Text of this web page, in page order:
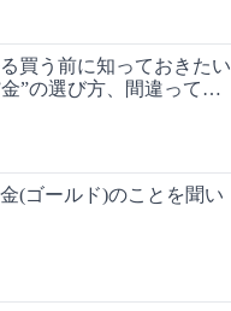
買う前に知っておきたい
”の選び方、間違ってま
超えるプロが徹底解説！
(ゴールド)のことを聞い